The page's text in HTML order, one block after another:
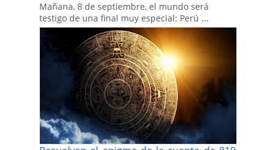
Mañana, 8 de septiembre, el mundo será
testigo de una final muy especial: Perú ...